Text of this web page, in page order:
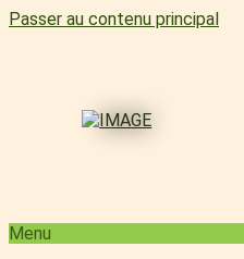
Passer au contenu principal
Menu